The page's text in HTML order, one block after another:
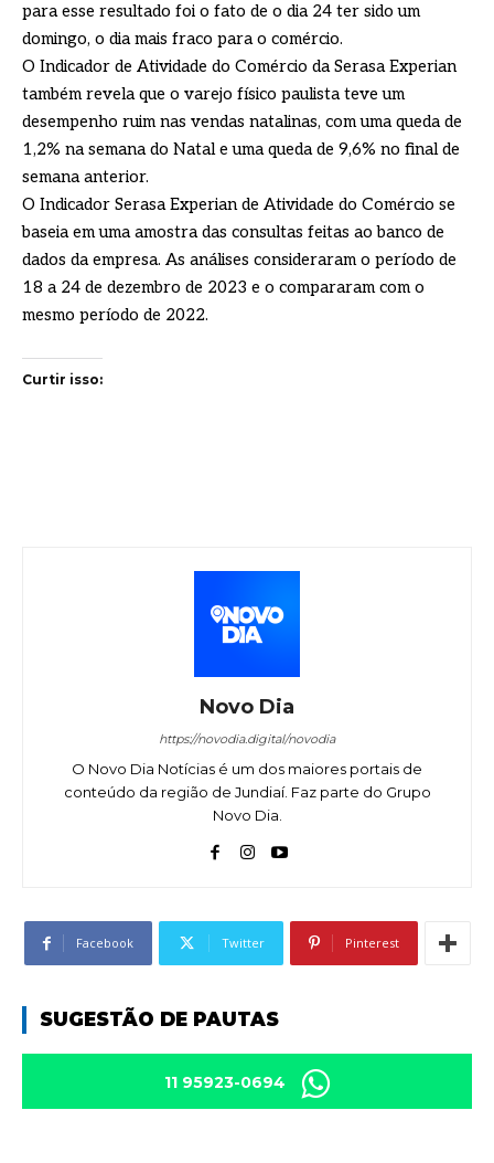
para esse resultado foi o fato de o dia 24 ter sido um
domingo, o dia mais fraco para o comércio.
O Indicador de Atividade do Comércio da Serasa Experian
também revela que o varejo físico paulista teve um
desempenho ruim nas vendas natalinas, com uma queda de
1,2% na semana do Natal e uma queda de 9,6% no final de
semana anterior.
O Indicador Serasa Experian de Atividade do Comércio se
baseia em uma amostra das consultas feitas ao banco de
dados da empresa. As análises consideraram o período de
18 a 24 de dezembro de 2023 e o compararam com o
mesmo período de 2022.
Curtir isso:
Novo Dia
https://novodia.digital/novodia
O Novo Dia Notícias é um dos maiores portais de
conteúdo da região de Jundiaí. Faz parte do Grupo
Novo Dia.
Facebook Twitter Pinterest
SUGESTÃO DE PAUTAS
11 95923-0694